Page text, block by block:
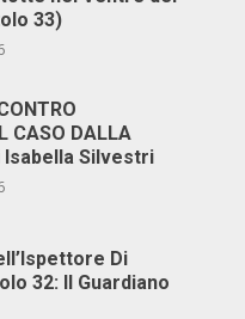
33)
CASO DALLA
Isabella Silvestri
Di
32: Il Guardiano